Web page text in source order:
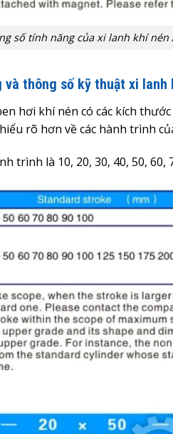
số tính năng của xi lanh khí nén
và thông số kỹ thuật xi lanh
hơi khí nén có các kích
rõ hơn về các hành trình
trình là 10, 20, 30, 40, 50, 60,